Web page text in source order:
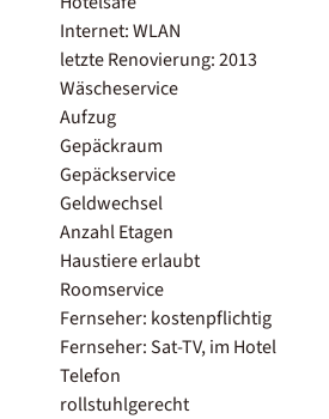
Internet: WLAN
letzte Renovierung: 2013
Wäscheservice
Aufzug
Gepäckraum
Gepäckservice
Geldwechsel
Anzahl Etagen
Haustiere erlaubt
Roomservice
Fernseher: kostenpflichtig
Fernseher: Sat-TV, im Hotel
Telefon
rollstuhlgerecht